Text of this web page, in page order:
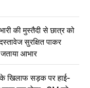
की मुस्तैदी से छात्र को
सुरक्षित पाकर
आभार
खिलाफ सड़क पर हाई-